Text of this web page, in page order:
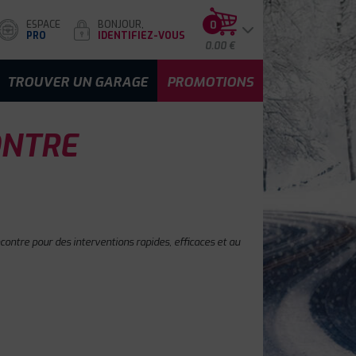
ESPACE
PRO
BONJOUR,
IDENTIFIEZ-VOUS
0
0.00 €
TROUVER UN GARAGE PROMOTIONS
pour des interventions rapides, efficaces et au